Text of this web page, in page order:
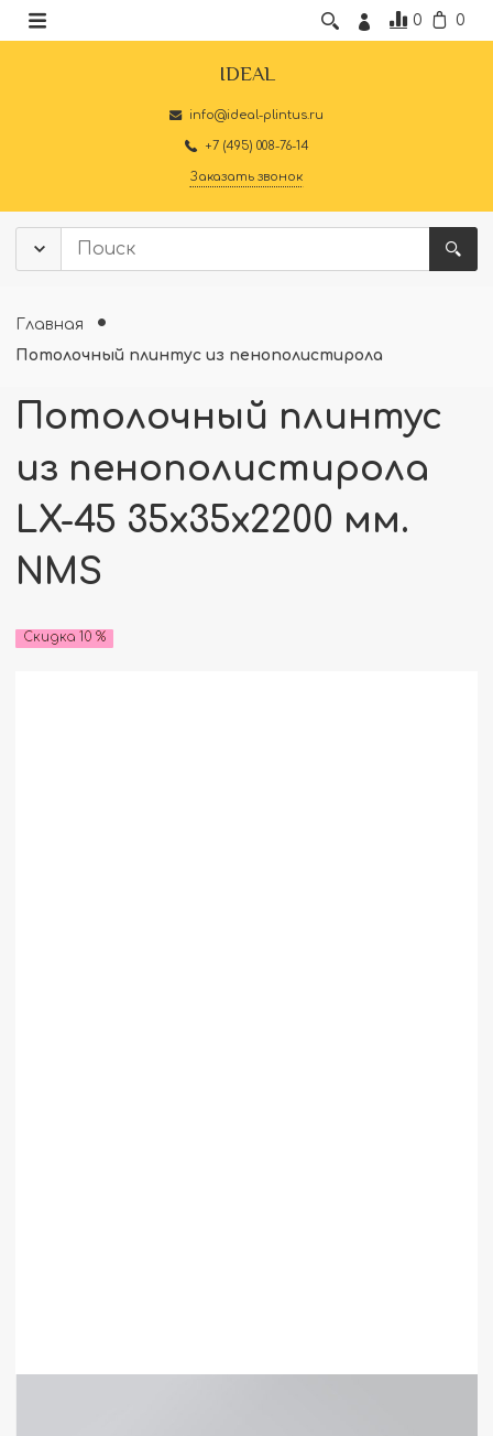
0 0
IDEAL
info@ideal-plintus.ru
+7 (495) 008-76-14
Заказать звонок
Главная
Потолочный плинтус из пенополистирола
Потолочный плинтус
из пенополистирола
LX-45 35x35x2200 мм.
NMS
Скидка 10 %